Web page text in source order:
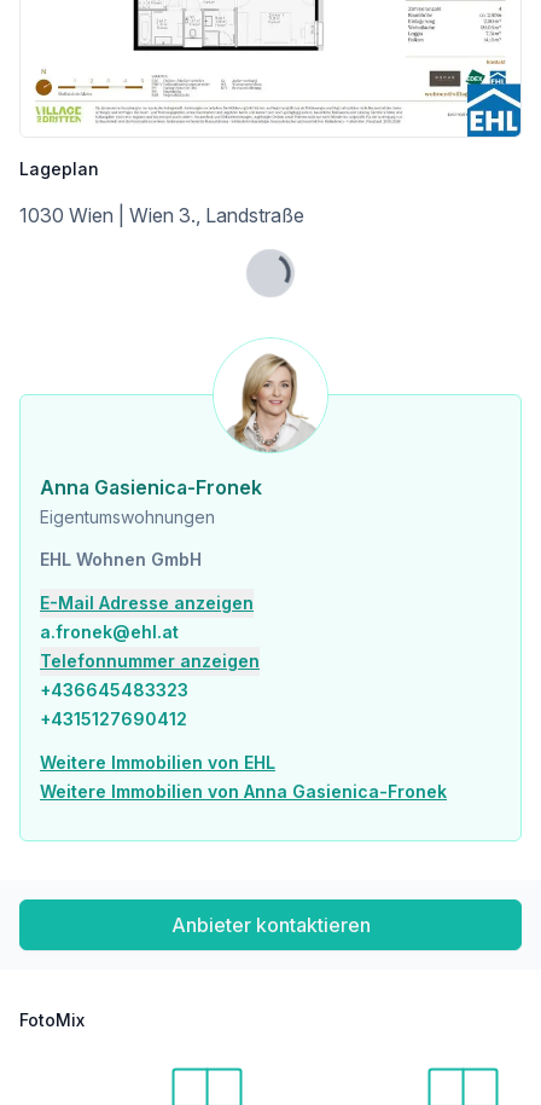
* Klima:aktiv Silber-Zertifizierung
So entsteht ein Wohnraum, der nicht nur für heute, sondern auch für kommende Generationen gedacht ist. Nachhaltigkeits-Pioniere und Eco-Tech-Affine finden hier einen Lebensstil, der ökologisches Bewusstsein und modernen Komfort verbindet.
VILLAGE IM DRITTEN setzt in puncto Energieversorgung europaweit neue Maßstäbe. So viel Energie wie möglich soll vor Ort produziert und verwendet werden. Zum Einsatz kommen dabei 500 Erdwärmesonden mit 150 Tiefe, mehrere großflächige Dach-PV-Anlagen mit über einem Megawatt installierter Leistung, Wärmepumpen und ein Anschluss an die Fernwärme. Bis zu 80 Prozent der Heizenergie im VILLAGE IM DRITTEN werden aus lokalen Quellen gewonnen.
Provisionsfrei für den Käufer
Fertigstellung: 2. Quartal 2027
Dieses Projekt wird von ARE Austrian Real Estate entwickelt und realisiert. ARE ist eine der größten Immobilieneigentümerinnen in Österreich. Das Portfolio umfasst 590 Büro-, Wohn-, und Gewerbeliegenschaften mit rund 1,9 Millionen Quadratmetern vermietbarer Fläche. Der Verkehrswert des Bestandes beträgt rund 4,9 Milliarden Euro. Die Entwicklung attraktiver Stadteile mit durchdachter Infrastruktur zählt zu den Kernkompetenzen der ARE.
Wir weisen darauf hin, dass zwischen dem Vermittler und dem zu vermittelnden Dritten ein familiäres oder wirtschaftliches Naheverhältnis besteht.
Der Vermittler ist als Doppelmakler tätig.
Gesundheit
Apotheke <75m
Krankenhaus <575m
Kinder & Schulen
Schule <100m
Kindergarten <275m
Höhere Schule <375m
Nahversorgung
Supermarkt <100m
Geldautomat <25m
Polizei <600m
Lageplan
1030 Wien | Wien 3., Landstraße
Lade...
Anna Gasienica-Fronek
Eigentumswohnungen
EHL Wohnen GmbH
E-Mail Adresse anzeigen
a.fronek@ehl.at
Telefonnummer anzeigen
+436645483323
+4315127690412
Weitere Immobilien von EHL
Weitere Immobilien von Anna Gasienica-Fronek
Anbieter kontaktieren
FotoMix